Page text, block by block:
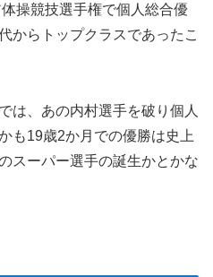
操競技選手権で個人総合優
からトップクラスであったこ
は、あの内村選手を破り個人
も19歳2か月での優勝は史上
スーパー選手の誕生かとかな